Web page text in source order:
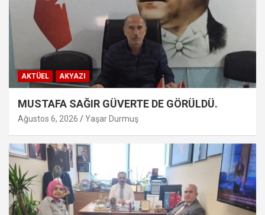
AKTÜEL AKYAZI
MUSTAFA SAĞIR GÜVERTE DE GÖRÜLDÜ.
Ağustos 6, 2026 Yaşar Durmuş